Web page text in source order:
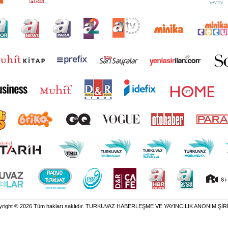
© 2026 Tüm hakları saklıdır. TURKUVAZ HABERLEŞME VE YAYINCILIK ANONİM